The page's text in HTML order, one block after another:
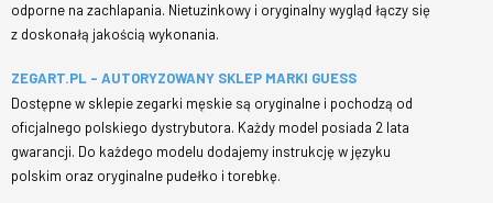
odporne na zachlapania. Nietuzinkowy i oryginalny wygląd łączy się
z doskonałą jakością wykonania.
ZEGART.PL – AUTORYZOWANY SKLEP MARKI GUESS
Dostępne w sklepie zegarki męskie są oryginalne i pochodzą od
oficjalnego polskiego dystrybutora. Każdy model posiada 2 lata
gwarancji. Do każdego modelu dodajemy instrukcję w języku
polskim oraz oryginalne pudełko i torebkę.